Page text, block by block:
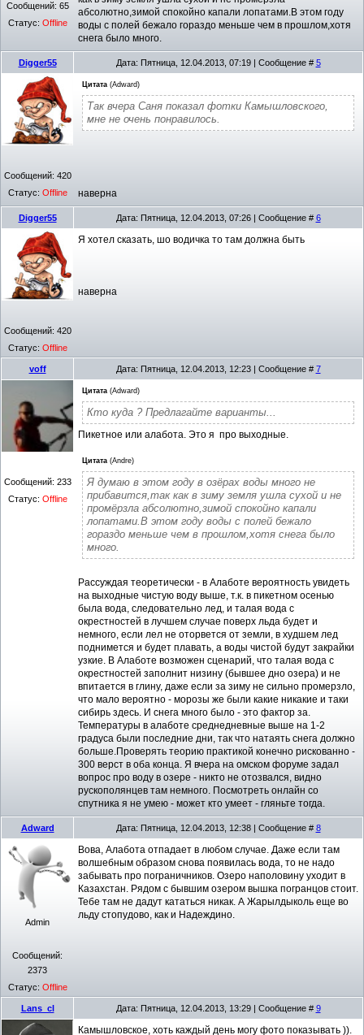
Сообщений: 65
Статус: Offline
абсолютно,зимой спокойно капали лопатами.В этом году
воды с полей бежало гораздо меньше чем в прошлом,хотя
снега было много.
Digger55 Дата: Пятница, 12.04.2013, 07:19 | Сообщение # 5
Сообщений: 420
Статус: Offline
Цитата (Adward)
Так вчера Саня показал фотки Камышловского,
мне не очень понравилось.
наверна
Digger55 Дата: Пятница, 12.04.2013, 07:26 | Сообщение # 6
Сообщений: 420
Статус: Offline
Я хотел сказать, шо водичка то там должна быть
наверна
voff Дата: Пятница, 12.04.2013, 12:23 | Сообщение # 7
Сообщений: 233
Статус: Offline
Цитата (Adward)
Кто куда ? Предлагайте варианты...
Пикетное или алабота. Это я про выходные.
Цитата (Andre)
Я думаю в этом году в озёрах воды много не
прибавится,так как в зиму земля ушла сухой и не
промёрзла абсолютно,зимой спокойно капали
лопатами.В этом году воды с полей бежало
гораздо меньше чем в прошлом,хотя снега было
много.
Рассуждая теоретически - в Алаботе вероятность увидеть
на выходные чистую воду выше, т.к. в пикетном осенью
была вода, следовательно лед, и талая вода с
окрестностей в лучшем случае поверх льда будет и
немного, если лел не оторвется от земли, в худшем лед
поднимется и будет плавать, а воды чистой будут закрайки
узкие. В Алаботе возможен сценарий, что талая вода с
окрестностей заполнит низину (бывшее дно озера) и не
впитается в глину, даже если за зиму не сильно промерзло,
что мало вероятно - морозы же были какие никакие и таки
сибирь здесь. И снега много было - это фактор за.
Температуры в алаботе среднедневные выше на 1-2
градуса были последние дни, так что натаять снега должно
больше.Проверять теорию практикой конечно рискованно -
300 верст в оба конца. Я вчера на омском форуме задал
вопрос про воду в озере - никто не отозвался, видно
рускополянцев там немного. Посмотреть онлайн со
спутника я не умею - может кто умеет - гляньте тогда.
Adward Дата: Пятница, 12.04.2013, 12:38 | Сообщение # 8
Admin
Сообщений:
2373
Статус: Offline
Вова, Алабота отпадает в любом случае. Даже если там
волшебным образом снова появилась вода, то не надо
забывать про пограничников. Озеро наполовину уходит в
Казахстан. Рядом с бывшим озером вышка погранцов стоит.
Тебе там не дадут кататься никак. А Жарылдыколь еще во
льду стопудово, как и Надеждино.
Lans_cl Дата: Пятница, 12.04.2013, 13:29 | Сообщение # 9
Камышловское, хоть каждый день могу фото показывать )).